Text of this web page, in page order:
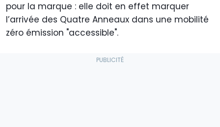
pour la marque : elle doit en effet marquer
l’arrivée des Quatre Anneaux dans une mobilité
zéro émission "accessible".